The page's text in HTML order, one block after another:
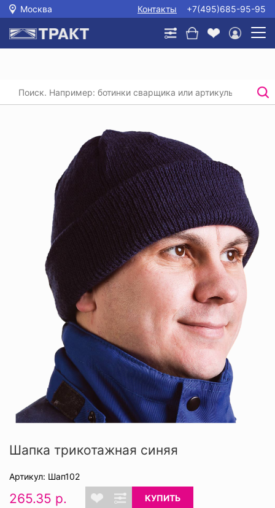
Москва Контакты +7(495)685-95-95
Главная / /
Шапка трикотажная синяя
Шапка трикотажная синяя
Артикул: Шап102
265.35 р. КУПИТЬ